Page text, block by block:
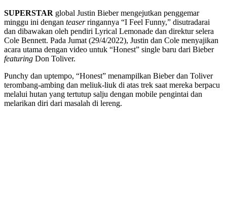
SUPERSTAR global Justin Bieber mengejutkan penggemar
minggu ini dengan teaserringannya “I Feel Funny,” disutradarai
dan dibawakan oleh pendiri Lyrical Lemonade dan direktur selera
Cole Bennett. Pada Jumat (29/4/2022), Justin dan Cole menyajikan
acara utama dengan video untuk “Honest” single baru dari Bieber
featuring Don Toliver.
Punchy dan uptempo, “Honest” menampilkan Bieber dan Toliver
terombang-ambing dan meliuk-liuk di atas trek saat mereka berpacu
melalui hutan yang tertutup salju dengan mobile pengintai dan
melarikan diri dari masalah di lereng.